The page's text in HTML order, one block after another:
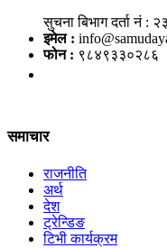
सुचना बिभाग दर्ता नं :
इमेल :
फोन : ९८४९३३०२८६
समाचार
राजनीति
अर्थ
देश
ट्रेन्डिङ
टिभी कार्यक्रम